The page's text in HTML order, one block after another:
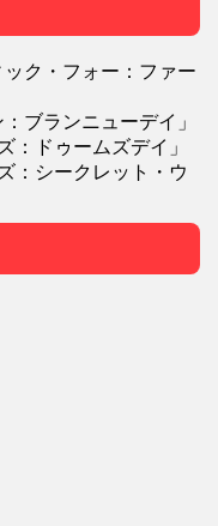
ク・フォー：ファー
ブランニューデイ」
ドゥームズデイ」
：シークレット・ウ